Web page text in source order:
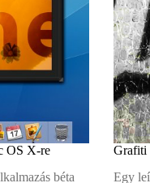
OS X-re
béta
Grafiti
Egy